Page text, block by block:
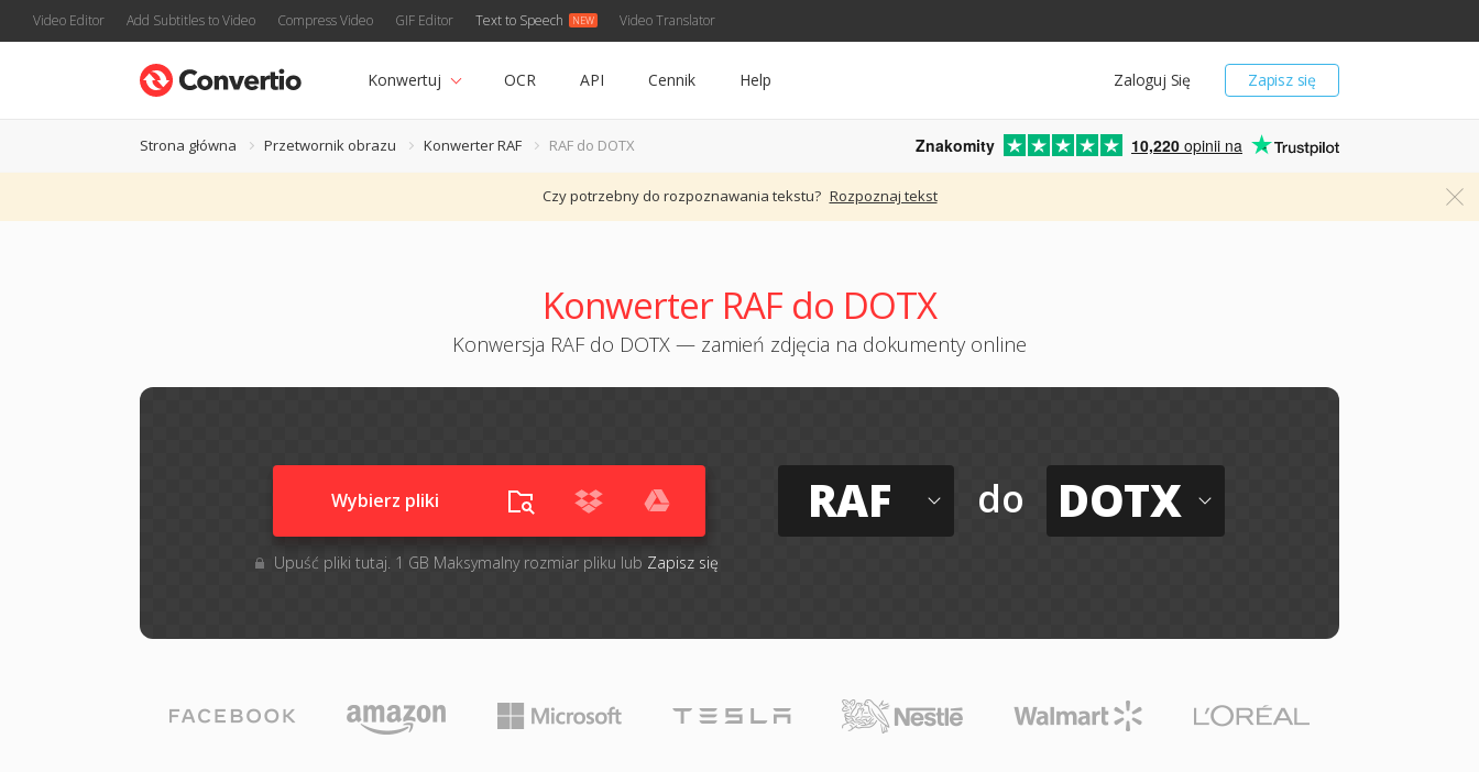
Video Editor Add Subtitles to Video Compress Video GIF Editor Text to Speech Video Translator
Zapisz się
Zaloguj Się
Konwertuj OCR API Cennik Help
Strona główna Przetwornik obrazu Konwerter RAF RAF do DOTX Znakomity 10,220 opinii na
Czy potrzebny do rozpoznawania tekstu? Rozpoznaj tekst
Konwerter RAF do DOTX
Konwersja RAF do DOTX — zamień zdjęcia na dokumenty online
Wybierz pliki
Upuść pliki tutaj. 1 GB Maksymalny rozmiar pliku lub Zapisz się
RAF do DOTX